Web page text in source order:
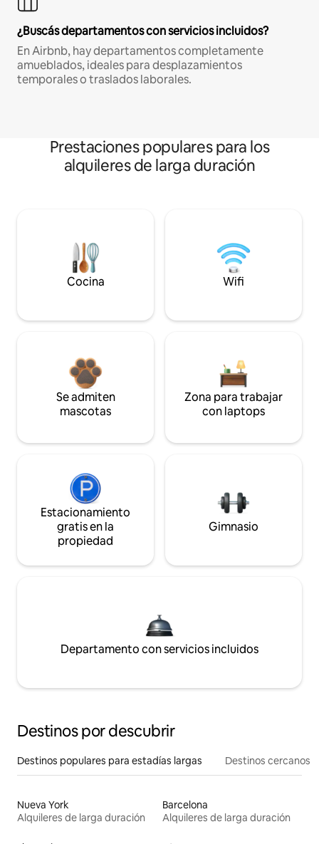
¿Buscás departamentos con servicios incluidos?
En Airbnb, hay departamentos completamente
amueblados, ideales para desplazamientos
temporales o traslados laborales.
Prestaciones populares para los
alquileres de larga duración
Cocina Wifi
Se admiten
mascotas
Zona para trabajar
con laptops
Estacionamiento
gratis en la
propiedad
Gimnasio
Departamento con servicios incluidos
Destinos por descubrir
Destinos populares para estadías largas Destinos cercanos
Nueva York
Alquileres de larga duración
Barcelona
Alquileres de larga duración